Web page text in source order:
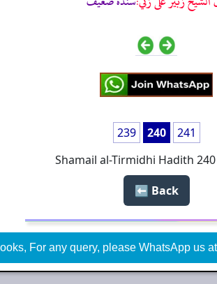
239 240
241
Shamail al-Tirmidhi Hadith
Back ⬅️
For any query, please WhatsApp us